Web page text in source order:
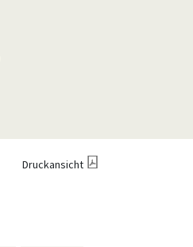
Druckansicht